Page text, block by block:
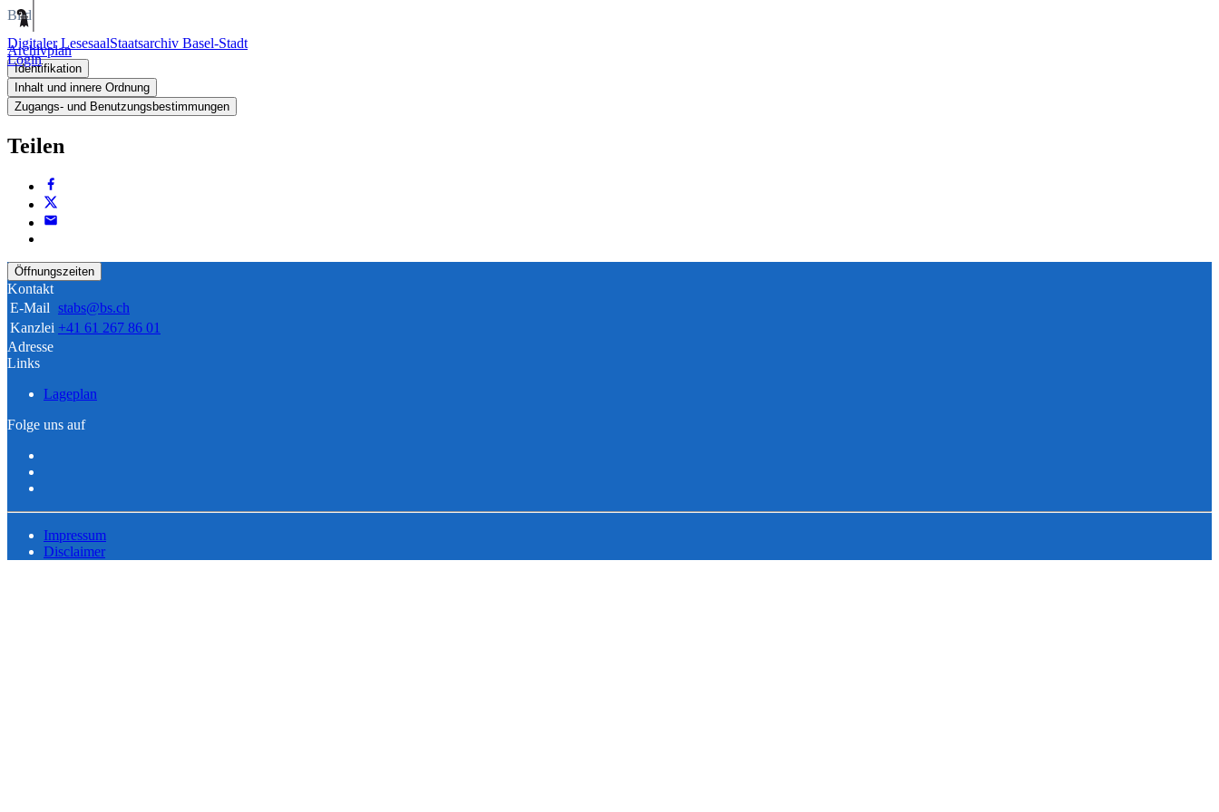
Digitaler LesesaalStaatsarchiv Basel-Stadt
Login
Bild
Archivplan
Identifikation
Inhalt und innere Ordnung
Zugangs- und Benutzungsbestimmungen
Teilen
Öffnungszeiten
Kontakt
E-Mail stabs@bs.ch
Kanzlei +41 61 267 86 01
Adresse
Links
Lageplan
Folge uns auf
Impressum
Disclaimer